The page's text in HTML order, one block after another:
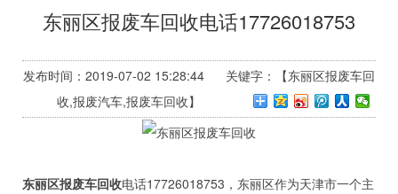
东丽区报废车回收电话17726018753
发布时间：2019-07-02 15:28:44 关键字：【东丽区报废车回
收,报废汽车,报废车回收】
东丽区报废车回收电话17726018753，东丽区作为天津市一个主